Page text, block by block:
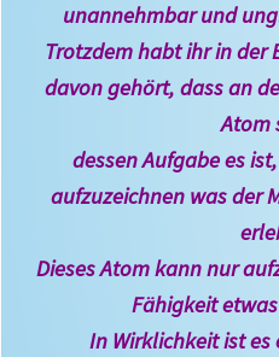
unannehmbar und
Trotzdem habt ihr in der
davon gehört, dass an
Atom
dessen Aufgabe es
aufzuzeichnen was der
Dieses Atom kann nur
Fähigkeit
In Wirklichkeit ist es